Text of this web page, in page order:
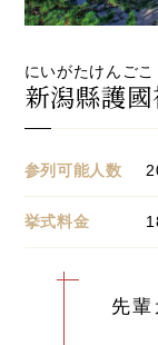
にいがたけんご
新潟縣護
参列可能人数
挙式料金
先